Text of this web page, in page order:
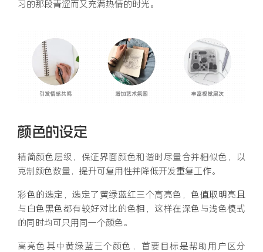
习的那段青涩而又充满热情的时光。
颜色的设定
精简颜色层级，保证界面颜色和谐时尽量合并相似色，以
克制颜色数量，提升可复用性并降低开发重复工作。
彩色的选定，选定了黄绿蓝红三个高亮色，色值取明亮且
与白色黑色都有较好对比的色相，这样在深色与浅色模式
的同时均可只用同一个颜色。
高亮色其中黄绿蓝三个颜色，首要目标是帮助用户区分